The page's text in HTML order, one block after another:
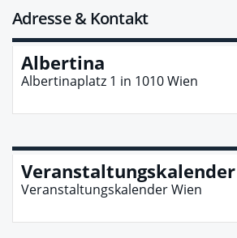
Adresse & Kontakt
Albertina
Albertinaplatz 1 in 1010Wien
Veranstaltungskalender
Veranstaltungskalender Wien